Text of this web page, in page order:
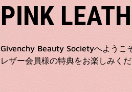
PINK
Givenchy Beauty Societyへようこ
レザー会員様の特典をお楽しみくだ